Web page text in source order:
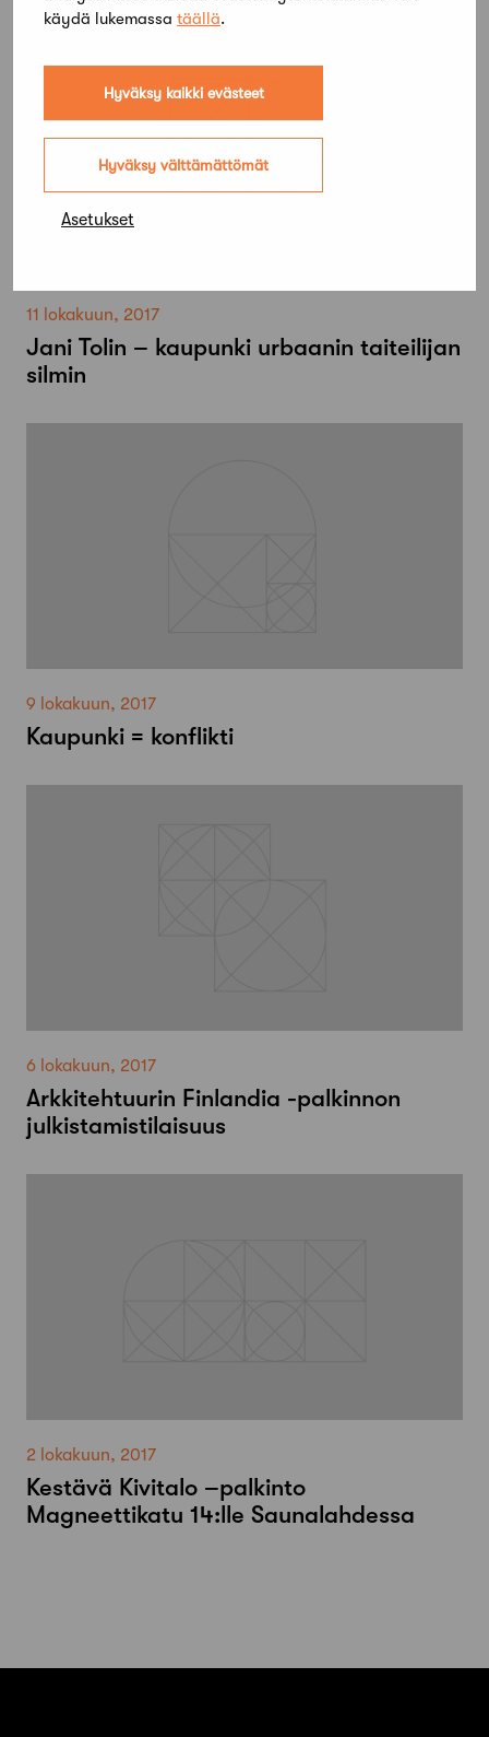
käydä lukemassa täällä.
Hyväksy kaikki evästeet
Hyväksy välttämättömät
Asetukset
11 lokakuun, 2017
Jani Tolin – kaupunki urbaanin taiteilijan
silmin
9 lokakuun, 2017
Kaupunki = konflikti
6 lokakuun, 2017
Arkkitehtuurin Finlandia -palkinnon
julkistamistilaisuus
2 lokakuun, 2017
Kestävä Kivitalo –palkinto
Magneettikatu 14:lle Saunalahdessa